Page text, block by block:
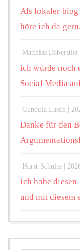
Als lokaler blog
höre ich da
Matthias Daberstiel |
ich würde noch
Social Media
Gundula Lasch |
Danke für den
Horst Schulte |
Ich habe
und mit diesem